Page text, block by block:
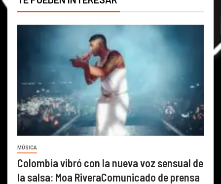
MÚSICA
Colombia vibró con la nueva voz sensual de
la salsa: Moa RiveraComunicado de prensa